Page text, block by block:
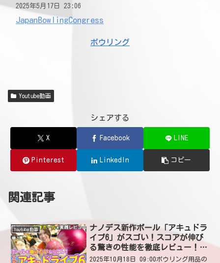
2025年5月17日 23:06
JapanBowlingCongress
ボウリング
Youtube動画
シェアする
X Facebook LINE
Pinterest LinkedIn コピー
関連記事
Youtube動画
ナノデス新作ボール「アキュドラ
イブ6」がスゴい！スコアが伸び
る驚きの性能を徹底レビュー！
【ボウリング】
2025年10月18日 09:00ボウリング用品の